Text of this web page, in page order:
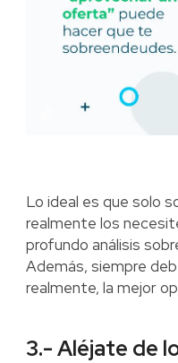
Lo ideal es que solo
realmente los
profundo análisis
Además, siempre
realmente, la mejor
3.- Aléjate de